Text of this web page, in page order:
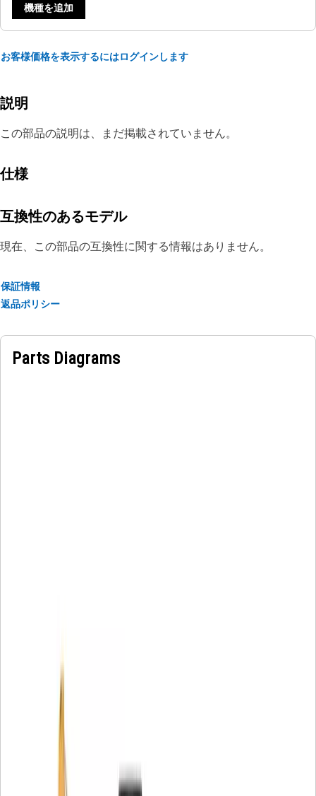
機種を追加
お客様価格を表示するにはログインします
説明
この部品の説明は、まだ掲載されていません。
仕様
互換性のあるモデル
現在、この部品の互換性に関する情報はありません。
保証情報
返品ポリシー
Parts Diagrams